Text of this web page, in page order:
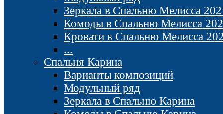
Зеркала в Спальню Мелисса
Комоды в Спальню Мелисса
Кровати в Спальню Мелисса
...
Спальня Карина
Варианты композиций
Модульный ряд
Зеркала в Спальню Карина